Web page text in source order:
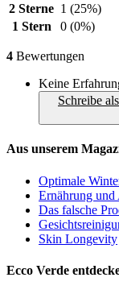
2 Sterne 1 (25%)
1 Stern
0 (0%)
4 Bewertungen
Keine
Schreibe
Aus unserem
Optimale
Ernährung und
Das falsche
Skin Longevity
Ecco Verde